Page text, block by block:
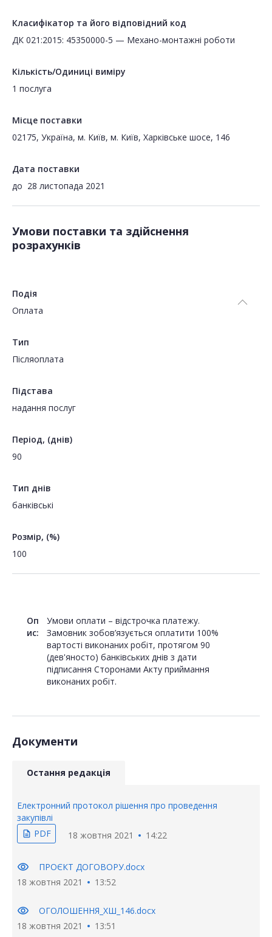
Класифікатор та його відповідний код
ДК 021:2015: 45350000-5 — Механо-монтажні роботи
Кількість/Одиниці виміру
1 послуга
Місце поставки
02175, Україна, м. Київ, м. Київ, Харківське шосе, 146
Дата поставки
до 28 листопада 2021
Умови поставки та здійснення
розрахунків
Подія
Оплата
Тип
Пiсляоплата
Підстава
надання послуг
Період, (днів)
90
Тип днів
банківські
Розмір, (%)
100
Оп
ис:
Умови оплати – відстрочка платежу.
Замовник зобов’язується оплатити 100%
вартості виконаних робіт, протягом 90
(дев'яносто) банківських днів з дати
підписання Сторонами Акту приймання
виконаних робіт.
Документи
Остання редакція
Електронний протокол рішення про проведення
закупівлі
description PDF 18 жовтня 2021 14:22
visibility
ПРОЄКТ ДОГОВОРУ.docx
18 жовтня 2021
13:52
visibility
ОГОЛОШЕННЯ_ХШ_146.docx
18 жовтня 2021
13:51